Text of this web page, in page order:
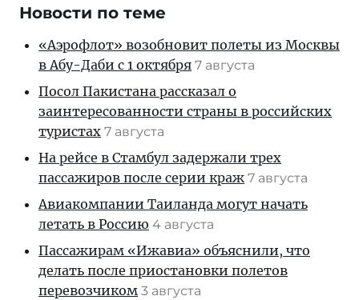
Новости по теме
«Аэрофлот» возобновит полеты из Москвы
в Абу-Даби с 1 октября 7 августа
Посол Пакистана рассказал о
заинтересованности страны в российских
туристах 7 августа
На рейсе в Стамбул задержали трех
пассажиров после серии краж 7 августа
Авиакомпании Таиланда могут начать
летать в Россию 4 августа
Пассажирам «Ижавиа» объяснили, что
делать после приостановки полетов
перевозчиком 3 августа